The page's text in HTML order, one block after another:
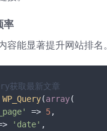
率
容能显著提升网站排名。
获取最新文章
WP_Query(array(
=> 5,
'date' ,